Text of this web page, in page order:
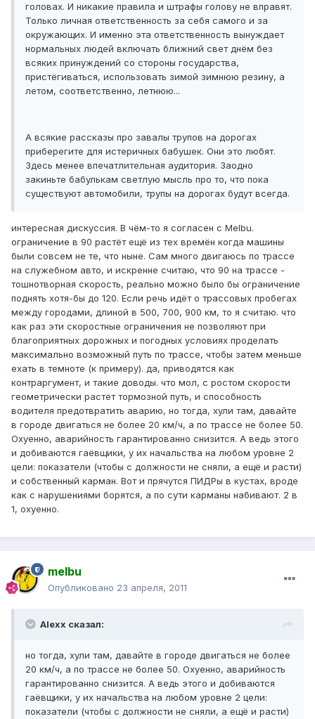
головах. И никакие правила и штрафы голову не вправят.
Только личная ответственность за себя самого и за
окружающих. И именно эта ответственность вынуждает
нормальных людей включать ближний свет днём без
всяких принуждений со стороны государства,
пристёгиваться, использовать зимой зимнюю резину, а
летом, соответственно, летнюю...
А всякие рассказы про завалы трупов на дорогах
приберегите для истеричных бабушек. Они это любят.
Здесь менее впечатлительная аудитория. Заодно
закиньте бабулькам светлую мысль про то, что пока
существуют автомобили, трупы на дорогах будут всегда.
интересная дискуссия. В чём-то я согласен с Melbu.
ограничение в 90 растёт ещё из тех времён когда машины
были совсем не те, что ныне. Сам много двигаюсь по трассе
на служебном авто, и искренне считаю, что 90 на трассе -
тошнотворная скорость, реально можно было бы ограничение
поднять хотя-бы до 120. Если речь идёт о трассовых пробегах
между городами, длиной в 500, 700, 900 км, то я считаю. что
как раз эти скоростные ограничения не позволяют при
благоприятных дорожных и погодных условиях проделать
максимально возможный путь по трассе, чтобы затем меньше
ехать в темноте (к примеру). да, приводятся как
контраргумент, и такие доводы. что мол, с ростом скорости
геометрически растёт тормозной путь, и способность
водителя предотвратить аварию, но тогда, хули там, давайте
в городе двигаться не более 20 км/ч, а по трассе не более 50.
Охуенно, аварийность гарантированно снизится. А ведь этого
и добиваются гаёвщики, у их начальства на любом уровне 2
цели: показатели (чтобы с должности не сняли, а ещё и расти)
и собственный карман. Вот и прячутся ПИДРы в кустах, вроде
как с нарушениями борятся, а по сути карманы набивают. 2 в
1, охуенно.
melbu
Опубликовано 23 апреля, 2011
Alexx сказал:
но тогда, хули там, давайте в городе двигаться не более
20 км/ч, а по трассе не более 50. Охуенно, аварийность
гарантированно снизится. А ведь этого и добиваются
гаёвщики, у их начальства на любом уровне 2 цели:
показатели (чтобы с должности не сняли, а ещё и расти)